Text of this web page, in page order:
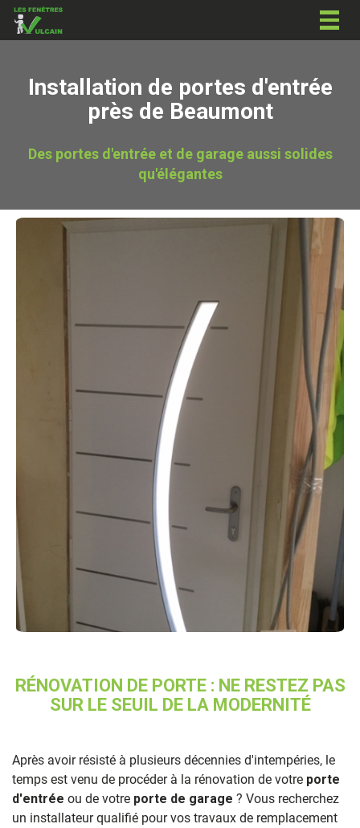
Installation de portes d'entrée
près de Beaumont
Des portes d'entrée et de garage aussi solides
qu'élégantes
RÉNOVATION DE PORTE : NE RESTEZ PAS
SUR LE SEUIL DE LA MODERNITÉ
Après avoir résisté à plusieurs décennies d'intempéries, le
temps est venu de procéder à la rénovation de votre porte
d'entrée ou de votre porte de garage ? Vous recherchez
un installateur qualifié pour vos travaux de remplacement